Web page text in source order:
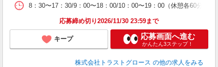
8：30〜17：30/9：00〜18：00/10：00〜19：00（休憩各60分）
応募締め切り2026/11/30 23:59まで
キープ 応募画面へ進む
かんたん3ステップ！
株式会社トラストグロース の他の求人をみる